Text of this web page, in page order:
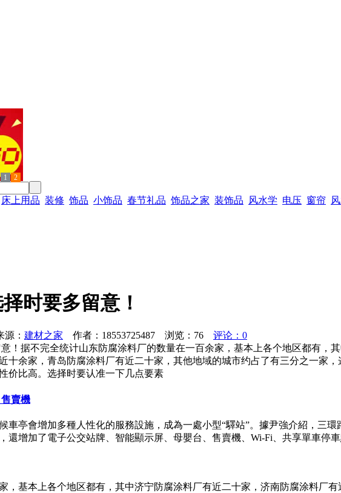
1 2
床上用品 装修 饰品 小饰品 春节礼品 饰品之家 装饰品 风水学 电压 窗帘
时要多留意！
： 建材之家 作者：18553725487 浏览： 76
评论：0
！据不完全统计山东防腐涂料厂的数量在一百余家，基本上各个地区都有，
十余家，青岛防腐涂料厂有近二十家，其他地域的城市约占了有三分之一家
价比高。选择时要认准一下几点要素
賣機
車亭會增加多種人性化的服務設施，成為一處小型“驛站”。據尹強介紹，三
還增加了電子公交站牌、智能顯示屏、母嬰台、售賣機、Wi-Fi、共享單車停
，基本上各个地区都有，其中济宁防腐涂料厂有近二十家，济南防腐涂料厂